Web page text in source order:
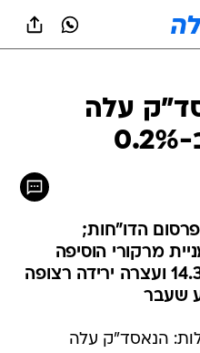
עלה
לקראת פרסום הדו"חות;
עלתה ב-4.5% ומניית מרקורי הוסיפה
5.7%; אורכית עלתה ב-14.3% ועצרה ירידה רצופה
הנאסד"ק עלה